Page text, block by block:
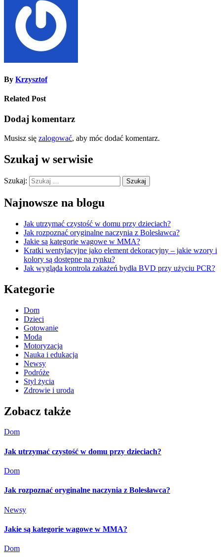
By Krzysztof
Related Post
Dodaj komentarz
Musisz się zalogować, aby móc dodać komentarz.
Szukaj w serwisie
Szukaj:
Najnowsze na blogu
Jak utrzymać czystość w domu przy dzieciach?
Jak rozpoznać oryginalne naczynia z Bolesławca?
Jakie są kategorie wagowe w MMA?
Kratki wentylacyjne jako element dekoracyjny – jakie wzory i
kolory są dostępne na rynku?
Jak wygląda kontrola zakażeń bydła BVD przy użyciu PCR?
Kategorie
Dom
Dzieci
Gotowanie
Moda
Motoryzacja
Nauka i edukacja
Newsy
Podróże
Styl życia
Zdrowie i uroda
Zobacz także
Dom
Jak utrzymać czystość w domu przy dzieciach?
Dom
Jak rozpoznać oryginalne naczynia z Bolesławca?
Newsy
Jakie są kategorie wagowe w MMA?
Dom